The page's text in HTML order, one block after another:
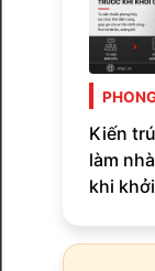
Kiến
làm
khi